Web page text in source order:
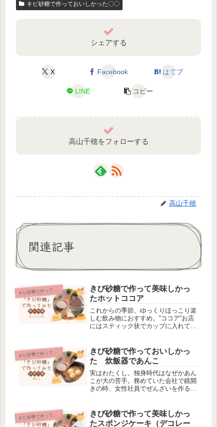
キビ砂糖で作っておいしかった〇〇
シェアする
X Facebook はてブ
LINE コピー
高山千穂をフォローする
高山千穂
関連記事
キビ砂糖で作っておいしかった〇〇
きび砂糖で作って美味しかっ
たホットココア
これからの季節、ゆっくりほっこり楽
しむ飲み物におすすめ。”ココア”お店
にはスティック状でカップに入れてさ
私は純正ココア派。ココアにはポリフ
ェノールがたくさん入ってて、女性に
と...
キビ砂糖で作っておいしかった〇〇
きび砂糖で作っておいしかっ
た 炊飯器であんこ
実はわたくし。独身時代はなぜかあん
こが大の苦手。務めていた会社で鏡開
きの時、女性社員でぜんざいを作る習
いを嗅いだだけで緑茶3杯はいけるっ
て感じだったんですよ。ところが何を
キビ砂糖で作っておいしかった〇〇
きび砂糖で作って美味しかっ
たスポンジケーキ（デコレー